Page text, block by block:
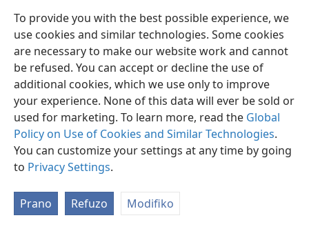
To provide you with the best possible experience, we
use cookies and similar technologies. Some cookies
are necessary to make our website work and cannot
be refused. You can accept or decline the use of
additional cookies, which we use only to improve
your experience. None of this data will ever be sold or
used for marketing. To learn more, read the Global
Policy on Use of Cookies and Similar Technologies.
You can customize your settings at any time by going
to Privacy Settings.
Prano Refuzo Modifiko
Chitonga (Malawi)-Chitonga (Malawi)
Mabuku nga Chitonga (1996-2026)
Chitonga (Zimbabwe)-Chitonga (Zimbabwe)
Mabbuku Ajanika MuChitonga (Zimbabwe)
(2013-2026)
Chitumbuka-Chitumbuka
Mabuku gha Chitumbuka (1982-2023)
Mabuku ga Chiyao (2000-2026)